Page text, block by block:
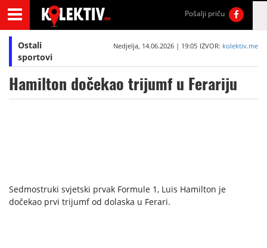
Pošalji priču
Ostali
sportovi
Nedjelja, 14.06.2026 | 19:05 IZVOR: kolektiv.me
Hamilton dočekao trijumf u Ferariju
Sedmostruki svjetski prvak Formule 1, Luis Hamilton je
dočekao prvi trijumf od dolaska u Ferari.